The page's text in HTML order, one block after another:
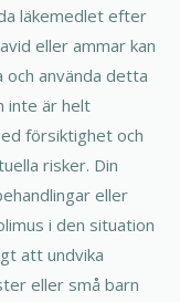
läkemedlet efter
eller ammar kan
använda detta
inte är helt
försiktighet och
risker. Din
eller
i den situation
att undvika
eller små barn